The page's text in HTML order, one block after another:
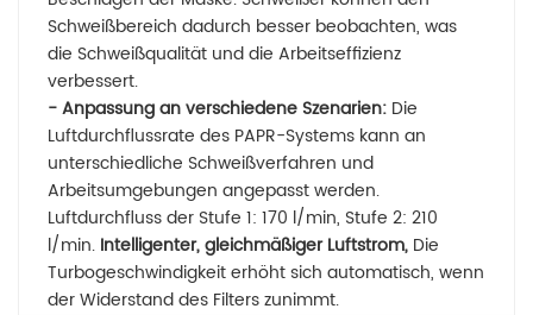
Schweißbereich dadurch besser beobachten, was
die Schweißqualität und die Arbeitseffizienz
verbessert.
- Anpassung an verschiedene Szenarien: Die
Luftdurchflussrate des PAPR-Systems kann an
unterschiedliche Schweißverfahren und
Arbeitsumgebungen angepasst werden.
Luftdurchfluss der Stufe 1: 170 l/min, Stufe 2: 210
l/min. Intelligenter, gleichmäßiger Luftstrom, Die
Turbogeschwindigkeit erhöht sich automatisch, wenn
der Widerstand des Filters zunimmt.